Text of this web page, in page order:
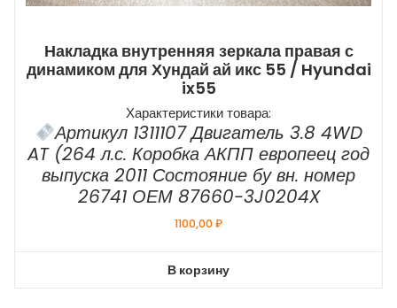
Накладка внутренняя зеркала правая с
динамиком для Хундай ай икс 55 / Hyundai
ix55
Характеристики товара:
Артикул 1311107 Двигатель 3.8 4WD
AT (264 л.с. Коробка АКПП европеец год
выпуска 2011 Состояние бу вн. номер
26741 ОЕМ 87660-3J0204X
1100,00₽
В корзину